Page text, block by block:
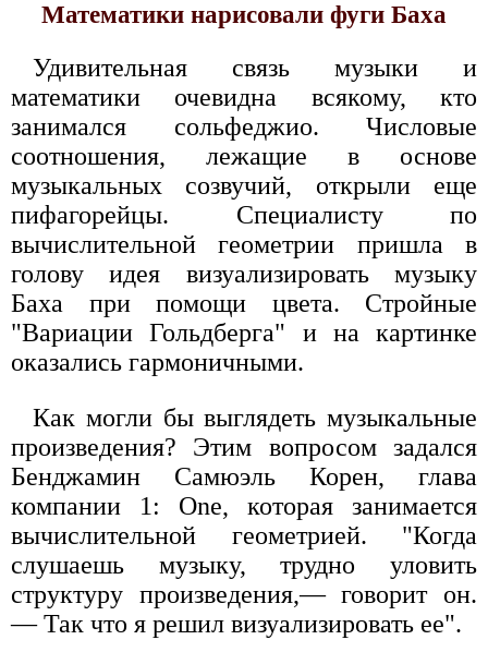
Математики нарисовали фуги Баха
Удивительная связь музыки и
математики очевидна всякому, кто
занимался сольфеджио. Числовые
соотношения, лежащие в основе
музыкальных созвучий, открыли еще
пифагорейцы. Специалисту по
вычислительной геометрии пришла в
голову идея визуализировать музыку
Баха при помощи цвета. Стройные
"Вариации Гольдберга" и на картинке
оказались гармоничными.
Как могли бы выглядеть музыкальные
произведения? Этим вопросом задался
Бенджамин Самюэль Корен, глава
компании 1: One, которая занимается
вычислительной геометрией. "Когда
слушаешь музыку, трудно уловить
структуру произведения,— говорит он.
— Так что я решил визуализировать ее".